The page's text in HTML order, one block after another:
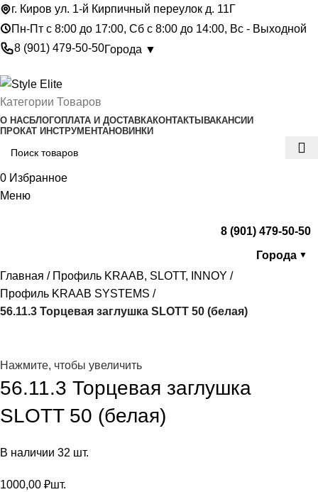
г. Киров ул. 1-й Кирпичный переулок д. 11Г
Пн-Пт с 8:00 до 17:00, Сб с 8:00 до 14:00, Вс - Выходной
8 (901) 479-50-50Города ▼
Категории Товаров
О НАСБЛОГОПЛАТА И ДОСТАВКАКОНТАКТЫ ВАКАНСИИ
ПРОКАТ ИНСТРУМЕНТАНОВИНКИ
0 Избранное
Меню
8 (901) 479-50-50
Города ▼
Главная
Профиль KRAAB, SLOTT, INNOY
Профиль KRAAB SYSTEMS
56.11.3 Торцевая заглушка SLOTT 50 (белая)
Нажмите, чтобы увеличить
56.11.3 Торцевая заглушка
SLOTT 50 (белая)
В наличии 32 шт.
1000,00 ₽шт.